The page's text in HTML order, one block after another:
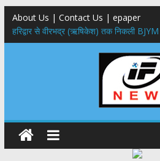
About Us | Contact Us | epaper
​हरिद्वार से वीरभद्र (ऋषिकेश) तक निकली
सूर्या ने की देश व प्रदेशवासियों के कल्याण की
नंदा की चौकी पुल हादसा: PWD के EE, AE और
मुख्यमंत्री ने 9 लाख 87 हजार17 पेंशन
राष्ट्रीय हथकरघा दिवस पर मुख्यमंत्री धामी ने
कारीगरों को किया सम्मानित
​धामी कैबिनेट का बड़ा फैसला: पशुपालकों को
हरिद्वार तक होगा विस्तार